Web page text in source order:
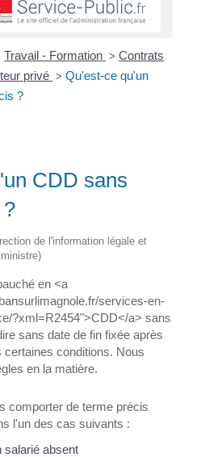
Travail - Formation > Contrats
privé > Qu'est-ce qu'un
?
CDD sans
de l'information légale et
en <a
services-en-
?xml=R2454">CDD</a> sans
sans date de fin fixée après
conditions. Nous
en la matière.
comporter de terme précis
l'un des cas suivants :
salarié absent